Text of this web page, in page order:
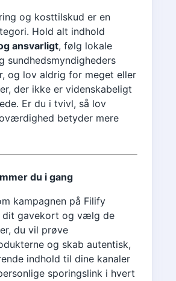
og kosttilskud er en
Hold alt indhold
ansvarligt, følg lokale
sundhedsmyndigheders
og lov aldrig for meget eller
der ikke er videnskabeligt
Er du i tvivl, så lov
betyder mere
du i gang
kampagnen på Filify
dit gavekort og vælg de
du vil prøve
og skab autentisk,
indhold til dine kanaler
sporingslink i hvert